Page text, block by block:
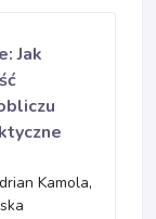
Jak
Kamola,